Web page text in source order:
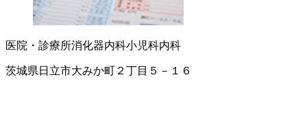
医院・診療所消化器内科小児科内科
茨城県日立市大みか町２丁目５－１６